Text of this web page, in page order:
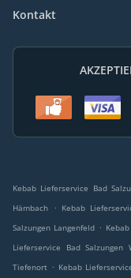
Kontakt
Kebab Lieferservice Bad
Hämbach
. Kebab
Salzungen Langenfeld .
Lieferservice Bad Salzungen
Tiefenort . Kebab